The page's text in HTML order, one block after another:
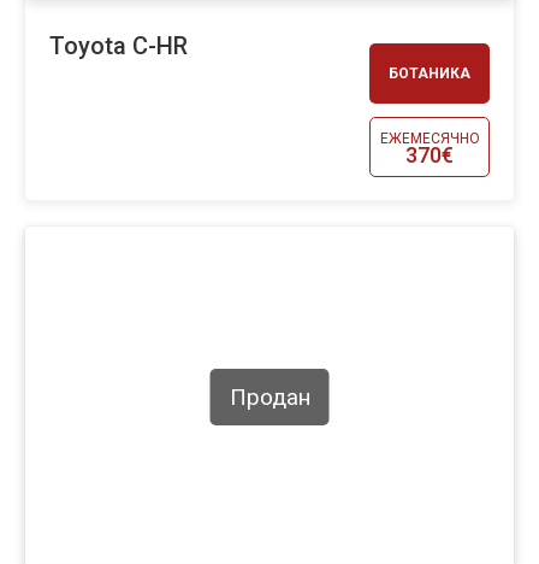
БОТАНИКА
ЕЖЕМЕСЯЧНО
370€
Toyota C-HR
Продан